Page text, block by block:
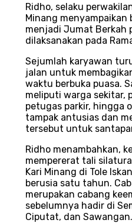
Ridho, selaku
Minang menyampaikan
menjadi Jumat Berkah
dilaksanakan pada
Sejumlah karyawan
jalan untuk
waktu berbuka puasa.
meliputi warga sekitar,
petugas parkir, hingga
tampak antusias dan
tersebut untuk
Ridho menambahkan,
mempererat tali
Kari Minang di Tole
berusia satu tahun.
merupakan cabang
sebelumnya hadir di
Ciputat, dan Sawangan.